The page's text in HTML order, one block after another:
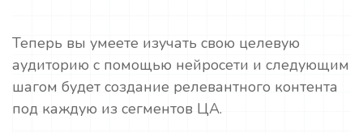
Теперь вы умеете изучать свою целевую
аудиторию с помощью нейросети и следующим
шагом будет создание релевантного контента
под каждую из сегментов ЦА.